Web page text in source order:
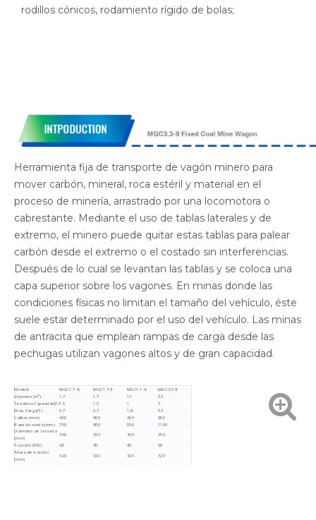
rodillos cónicos, rodamiento rígido de bolas;
Herramienta fija de transporte de vagón minero para
mover carbón, mineral, roca estéril y material en el
proceso de minería, arrastrado por una locomotora o
cabrestante. Mediante el uso de tablas laterales y de
extremo, el minero puede quitar estas tablas para palear
carbón desde el extremo o el costado sin interferencias.
Después de lo cual se levantan las tablas y se coloca una
capa superior sobre los vagones. En minas donde las
condiciones físicas no limitan el tamaño del vehículo, éste
suele estar determinado por el uso del vehículo. Las minas
de antracita que emplean rampas de carga desde las
pechugas utilizan vagones altos y de gran capacidad.
Modelo MGC1.7-6 MGC1.7-9 MGC1.1-6 MGC3.3-9
Volumen (m³) 1.7 1.7 1.1 3.3
TeoréticoCapacidad(T)1.5 1.5 1
3
Máx. Carga(T)
2.7 2.7 1.8
5.3
Calibre (mm)
600 900 600 900
Base de rueda (mm) 750 600 550 1100
Diámetro de la rueda
(mm)
300 350 300
350
Tracción (KN)
60 60 60
60
Altura de tracción
(mm)
320 320 320 320
Tamaño total (largo x